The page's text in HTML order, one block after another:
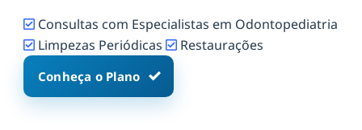
Consultas com Especialistas em Odontopediatria
Limpezas Periódicas
Restaurações
Conheça o Plano